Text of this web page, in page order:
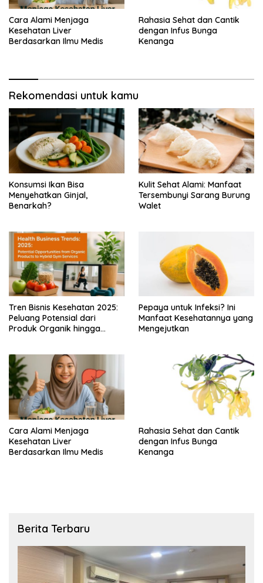
Cara Alami Menjaga
Kesehatan Liver
Berdasarkan Ilmu Medis
Rahasia Sehat dan Cantik
dengan Infus Bunga
Kenanga
Rekomendasi untuk kamu
Konsumsi Ikan Bisa
Menyehatkan Ginjal,
Benarkah?
Kulit Sehat Alami: Manfaat
Tersembunyi Sarang Burung
Walet
Tren Bisnis Kesehatan 2025:
Peluang Potensial dari
Produk Organik hingga
Pepaya untuk Infeksi? Ini
Manfaat Kesehatannya yang
Mengejutkan
Cara Alami Menjaga
Kesehatan Liver
Berdasarkan Ilmu Medis
Rahasia Sehat dan Cantik
dengan Infus Bunga
Kenanga
Berita Terbaru